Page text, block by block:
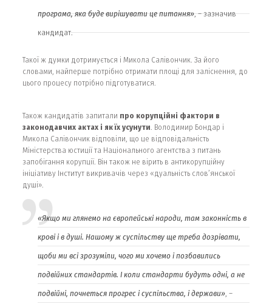
програма, яка буде вирішувати це питання», – зазначив
кандидат.
Такої ж думки дотримується і Микола Салівончик. За його
словами, найперше потрібно отримати площі для заліснення, до
цього процесу потрібно підготуватися.
Також кандидатів запитали про корупційні фактори в
законодавчих актах і як їх усунути. Володимир Бондар і
Микола Салівончик відповіли, що це відповідальність
Міністерства юстиції та Національного агентства з питань
запобігання корупції. Він також не вірить в антикорупційну
ініціативу Інститут викривачів через «дуальність слов’янської
душі».
«Якщо ми глянемо на європейські народи, там законність в
крові і в душі. Нашому ж суспільству ще треба дозрівати,
щоби ми всі зрозуміли, чого ми хочемо і позбавились
подвійних стандартів. І коли стандарти будуть одні, а не
подвійні, почнеться прогрес і суспільства, і держави», –